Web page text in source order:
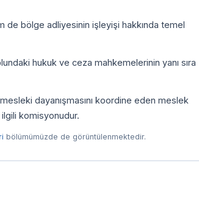
de bölge adliyesinin işleyişi hakkında temel
hukuk ve ceza mahkemelerinin yanı sıra
dayanışmasını koordine eden meslek
komisyonudur.
bölümümüzde de görüntülenmektedir.